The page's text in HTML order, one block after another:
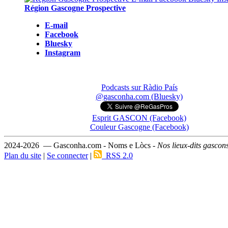
Région Gascogne Prospective
E-mail
Facebook
Bluesky
Instagram
Podcasts sur Ràdio País
@gasconha.com (Bluesky)
Esprit GASCON (Facebook)
Couleur Gascogne (Facebook)
2024-2026 — Gasconha.com - Noms e Lòcs - Nos lieux-dits
Plan du site | Se connecter| RSS 2.0